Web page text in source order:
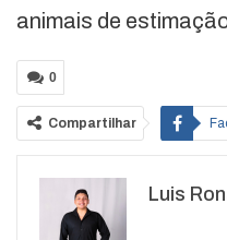
animais de
0
Compartilhar
WhatsApp
Luis